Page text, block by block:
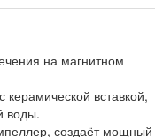
на магнитном
вставкой,
воды.
создаёт мощный